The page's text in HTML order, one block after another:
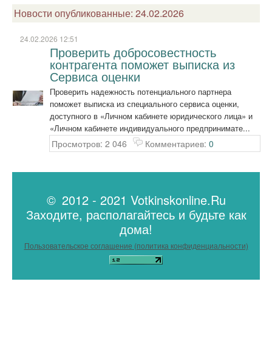
Новости опубликованные: 24.02.2026
24.02.2026 12:51
Проверить добросовестность
контрагента поможет выписка из
Сервиса оценки
Проверить надежность потенциального партнера
поможет выписка из специального сервиса оценки,
доступного в «Личном кабинете юридического лица» и
«Личном кабинете индивидуального предпринимате...
Просмотров: 2 046 Комментариев: 0
© 2012 - 2021 Votkinskonline.Ru
Заходите, располагайтесь и будьте как
дома!
Пользовательское соглашение (политика конфиденциальности)